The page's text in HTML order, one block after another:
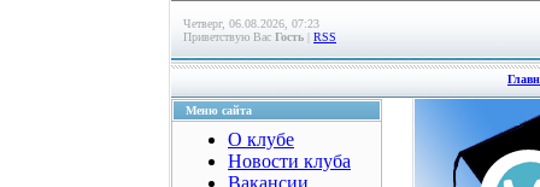
Четверг, 06.08.2026, 07:23
Приветствую Вас Гость | RSS
Меню сайта
О клубе
Новости клуба
Вакансии